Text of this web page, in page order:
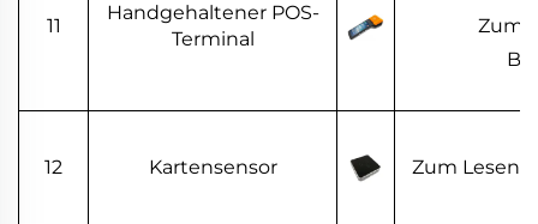
11
Handgehaltener POS-
Terminal
Zum
12 Kartensensor Zum Lesen